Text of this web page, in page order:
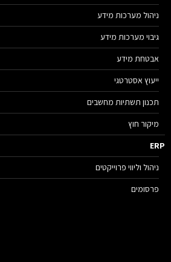
ניהול מערכות מידע
גיבוי מערכות מידע
אבטחת מידע
ייעוץ אסטרטגי
תכנון תשתיות מחשבים
מיקור חוץ
ניהול וליווי פרוייקטים
פרסומים